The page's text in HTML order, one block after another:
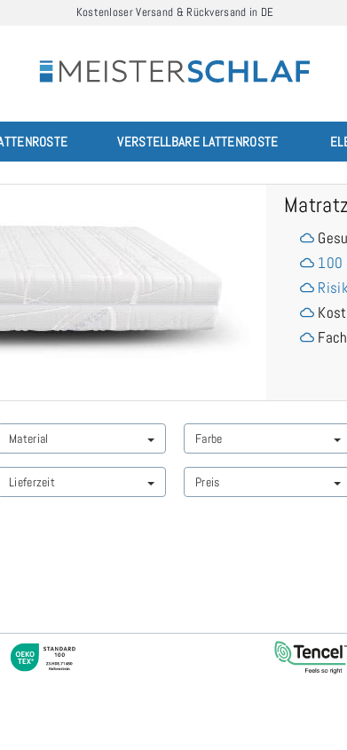
Kostenloser Versand & Rückversand in DE
VERSTELLBARE LATTENROSTE
100
Material Farbe
Lieferzeit Preis